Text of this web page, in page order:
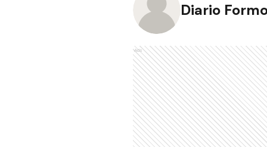
Diario
Ads